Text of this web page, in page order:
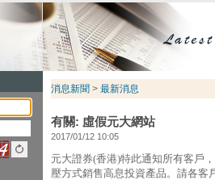
消息新聞 > 最新消息
有關: 虛假元大網站
2017/01/12 10:05
元大證券(香港)特此通知所有客戶
壓方式銷售高息投資產品。請各客